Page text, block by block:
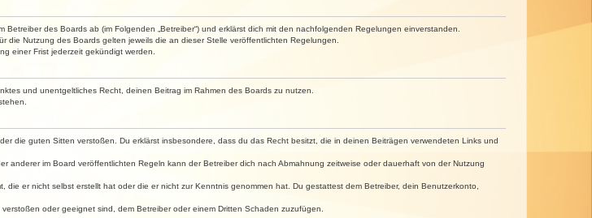
des Boards ab (im Folgenden „Betreiber“) und erklärst dich mit den nachfolgenden Regelungen einverstanden.
Nutzung des Boards gelten jeweils die an dieser Stelle veröffentlichten Regelungen.
einer Frist jederzeit gekündigt werden.
und unentgeltliches Recht, deinen Beitrag im Rahmen des Boards zu nutzen.
die guten Sitten verstoßen. Du erklärst insbesondere, dass du das Recht besitzt, die in deinen Beiträgen verwendeten Links und
im Board veröffentlichten Regeln kann der Betreiber dich nach Abmahnung zeitweise oder dauerhaft von der Nutzung
er nicht selbst erstellt hat oder die er nicht zur Kenntnis genommen hat. Du gestattest dem Betreiber, dein Benutzerkonto,
oder geeignet sind, dem Betreiber oder einem Dritten Schaden zuzufügen.